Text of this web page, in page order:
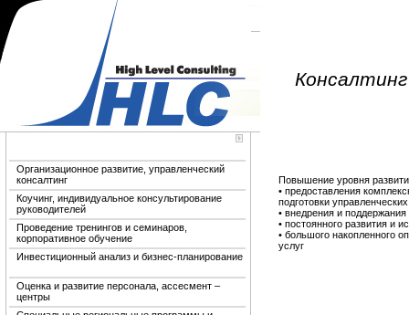
Организационное развитие, управленческий
консалтинг
Коучинг, индивидуальное консультирование
руководителей
Проведение тренингов и семинаров,
корпоративное обучение
Инвестиционный анализ и бизнес-планирование
Оценка и развитие персонала, ассесмент –
центры
»
Организационное развитие, управленческий
консалтинг
Повышение уровня
• предоставления
подготовки
• внедрения и
• постоянного развития и
• большого накопленного
услуг